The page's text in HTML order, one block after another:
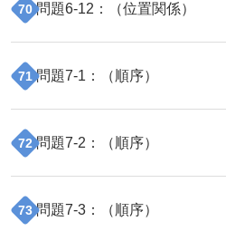
70 問題6-12 ：（位置関係）
71 問題7-1 ：（順序）
72 問題7-2 ：（順序）
73 問題7-3 ：（順序）